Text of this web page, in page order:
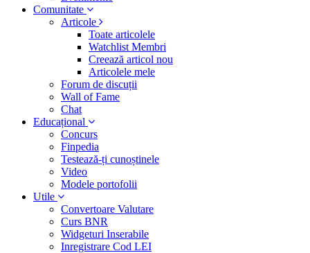
Comunitate
Articole
Toate articolele
Watchlist Membri
Creează articol nou
Articolele mele
Forum de discuții
Wall of Fame
Chat
Educațional
Concurs
Finpedia
Testează-ți cunoștinele
Video
Modele portofolii
Utile
Convertoare Valutare
Curs BNR
Widgeturi Inserabile
Inregistrare Cod LEI